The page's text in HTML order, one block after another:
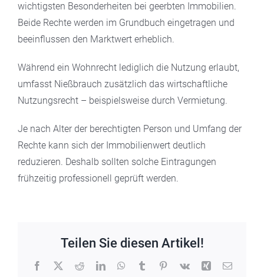
wichtigsten Besonderheiten bei geerbten Immobilien.
Beide Rechte werden im Grundbuch eingetragen und
beeinflussen den Marktwert erheblich.
Während ein Wohnrecht lediglich die Nutzung erlaubt,
umfasst Nießbrauch zusätzlich das wirtschaftliche
Nutzungsrecht – beispielsweise durch Vermietung.
Je nach Alter der berechtigten Person und Umfang der
Rechte kann sich der Immobilienwert deutlich
reduzieren. Deshalb sollten solche Eintragungen
frühzeitig professionell geprüft werden.
Teilen Sie diesen Artikel!
Facebook
X RedditLinkedInWhatsApp
TumblrPinterest
Vk Xing E-